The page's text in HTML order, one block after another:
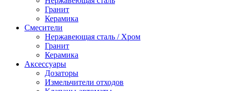
Гранит
Керамика
Смесители
Нержавеющая сталь / Хром
Гранит
Керамика
Аксессуары
Дозаторы
Измельчители отходов